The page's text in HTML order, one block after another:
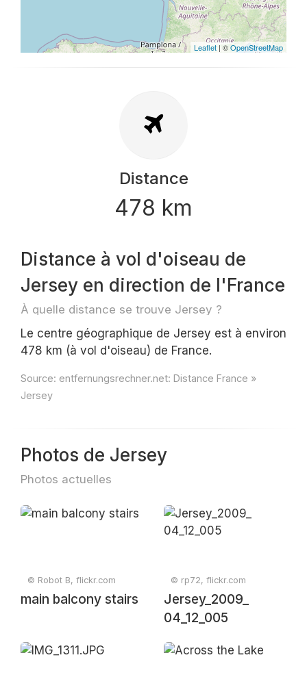
Leaflet | ©OpenStreetMap
Distance
478 km
Distance à vol d'oiseau de
Jersey en direction de l'France
À quelle distance se trouve Jersey ?
Le centre géographique de Jersey est à environ
478 km (à vol d'oiseau) de France.
Source: entfernungsrechner.net: Distance France »
Jersey
Photos de Jersey
Photos actuelles
© Robot B, flickr.com
main balcony stairs
© rp72, flickr.com
Jersey_2009_
04_12_005